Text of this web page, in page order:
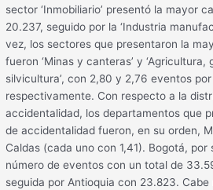
sector ‘Inmobiliario’ presentó la mayor
20.237, seguido por la ‘Industria
vez, los sectores que presentaron la
fueron ‘Minas y canteras’ y ‘Agricultura,
silvicultura’, con 2,80 y 2,76 eventos
respectivamente. Con respecto a la
accidentalidad, los departamentos que
de accidentalidad fueron, en su orden,
Caldas (cada uno con 1,41). Bogotá,
número de eventos con un total de
seguida por Antioquia con 23.823. Cabe